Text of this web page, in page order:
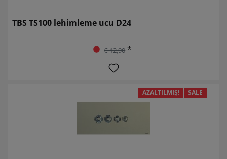
TBS TS100 lehimleme ucu D24
€ 12,90 *
AZALTILMIŞ! SALE